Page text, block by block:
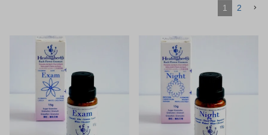
1 2